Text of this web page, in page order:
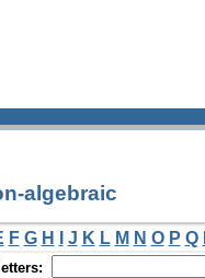
algebraic
F G H J K L M N O P Q